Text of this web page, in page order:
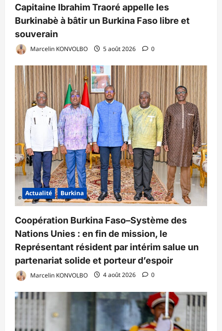
Capitaine Ibrahim Traoré appelle les
Burkinabè à bâtir un Burkina Faso libre et
souverain
Marcelin KONVOLBO 5 août 2026 0
Actualité Burkina
Coopération Burkina Faso–Système des
Nations Unies : en fin de mission, le
Représentant résident par intérim salue un
partenariat solide et porteur d’espoir
Marcelin KONVOLBO 4 août 2026 0